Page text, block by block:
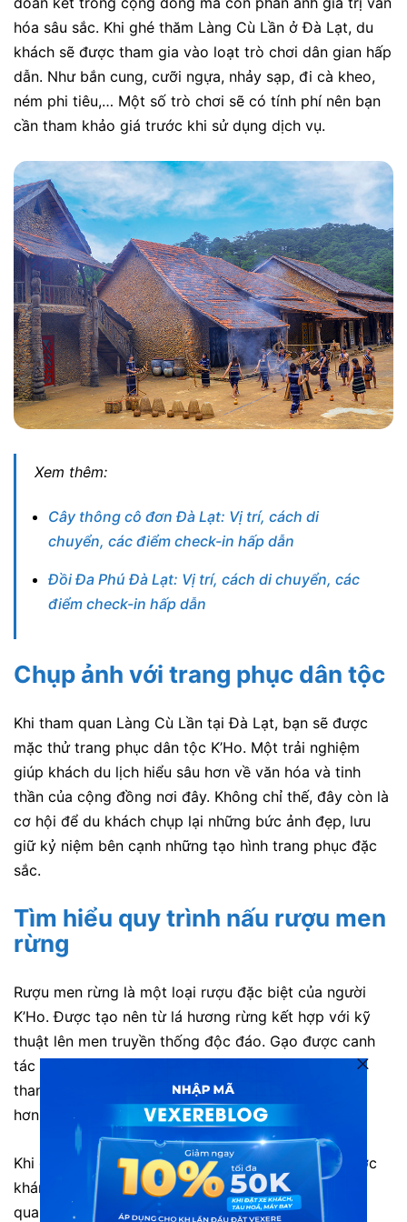
hóa sâu sắc. Khi ghé thăm Làng Cù Lần ở Đà Lạt, du
khách sẽ được tham gia vào loạt trò chơi dân gian hấp
dẫn. Như bắn cung, cưỡi ngựa, nhảy sạp, đi cà kheo,
ném phi tiêu,… Một số trò chơi sẽ có tính phí nên bạn
cần tham khảo giá trước khi sử dụng dịch vụ.
Xem thêm:
Cây thông cô đơn Đà Lạt: Vị trí, cách di
chuyển, các điểm check-in hấp dẫn
Đồi Đa Phú Đà Lạt: Vị trí, cách di chuyển, các
điểm check-in hấp dẫn
Chụp ảnh với trang phục dân tộc
Khi tham quan Làng Cù Lần tại Đà Lạt, bạn sẽ được
mặc thử trang phục dân tộc K’Ho. Một trải nghiệm
giúp khách du lịch hiểu sâu hơn về văn hóa và tinh
thần của cộng đồng nơi đây. Không chỉ thế, đây còn là
cơ hội để du khách chụp lại những bức ảnh đẹp, lưu
giữ kỷ niệm bên cạnh những tạo hình trang phục đặc
sắc.
Tìm hiểu quy trình nấu rượu men
rừng
Rượu men rừng là một loại rượu đặc biệt của người
K’Ho. Được tạo nên từ lá hương rừng kết hợp với kỹ
thuật lên men truyền thống độc đáo. Gạo được canh
tác ở độ cao 1.500 mét trên những thửa ruộng bậc
thang. Nước ủ rượu được lấy từ đỉnh Cổng Trời cao
hơn 1.800 mét so với mực nước biển.
Khi ghé thăm Làng Cù Lần, du khách không chỉ được
khám phá cách thức chế biến rượu men rừng thông
qua các buổi trình diễn. Mà còn có cơ hội thử thức